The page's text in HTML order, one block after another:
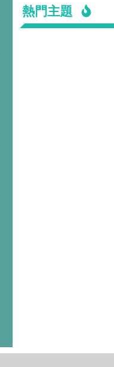
熱門主題